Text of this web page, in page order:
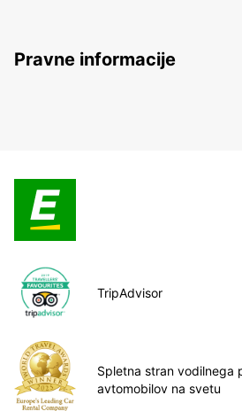
Pravne informacije
TripAdvisor
Spletna stran vodilnega
avtomobilov na svetu